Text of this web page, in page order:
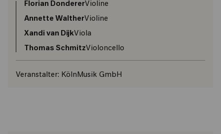
Florian DondererVioline
Annette WaltherVioline
Xandi van DijkViola
Thomas SchmitzVioloncello
Veranstalter: KölnMusik GmbH